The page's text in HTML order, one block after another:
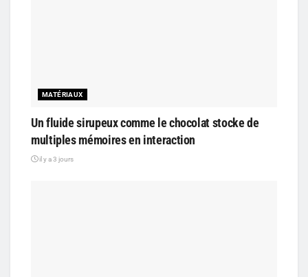
MATÉRIAUX
Un fluide sirupeux comme le chocolat stocke de
multiples mémoires en interaction
il y a 3 jours